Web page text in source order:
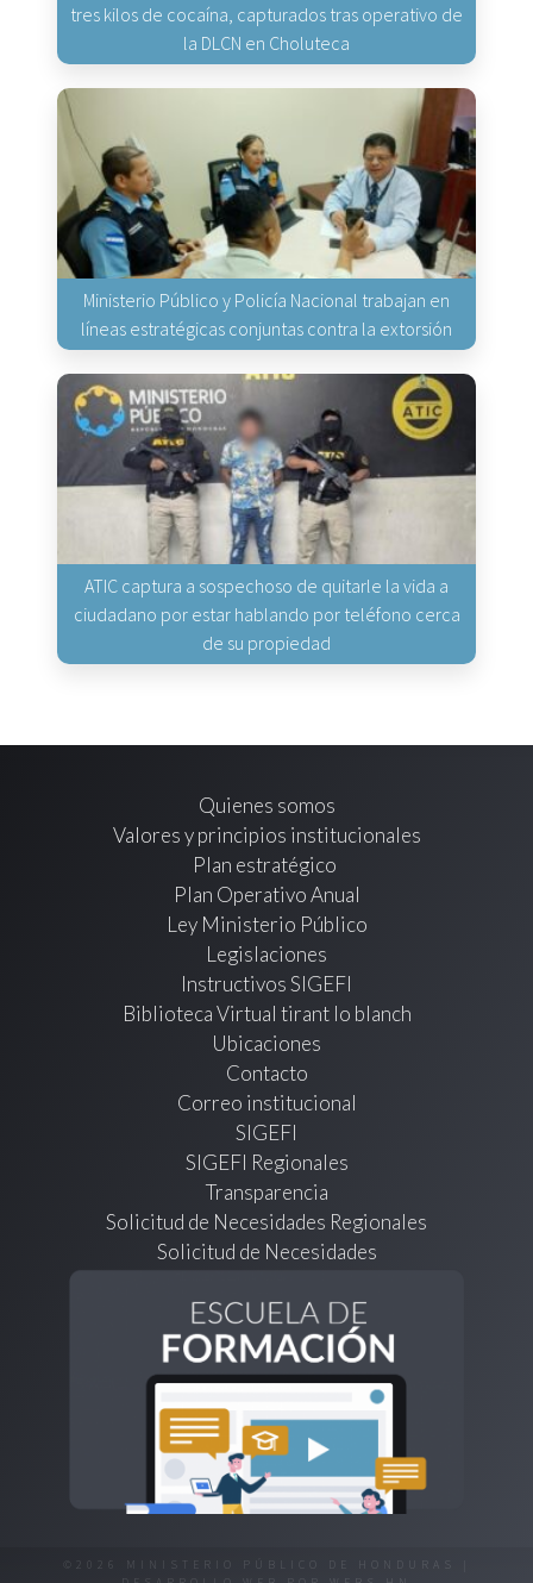
tres kilos de cocaína, capturados tras operativo de
la DLCN en Choluteca
Ministerio Público y Policía Nacional trabajan en
líneas estratégicas conjuntas contra la extorsión
ATIC captura a sospechoso de quitarle la vida a
ciudadano por estar hablando por teléfono cerca
de su propiedad
Quienes somos
Valores y principios institucionales
Plan estratégico
Plan Operativo Anual
Ley Ministerio Público
Legislaciones
Instructivos SIGEFI
Biblioteca Virtual tirant lo blanch
Ubicaciones
Contacto
Correo institucional
SIGEFI
SIGEFI Regionales
Transparencia
Solicitud de Necesidades Regionales
Solicitud de Necesidades
©2026 MINISTERIO PÚBLICO DE HONDURAS |